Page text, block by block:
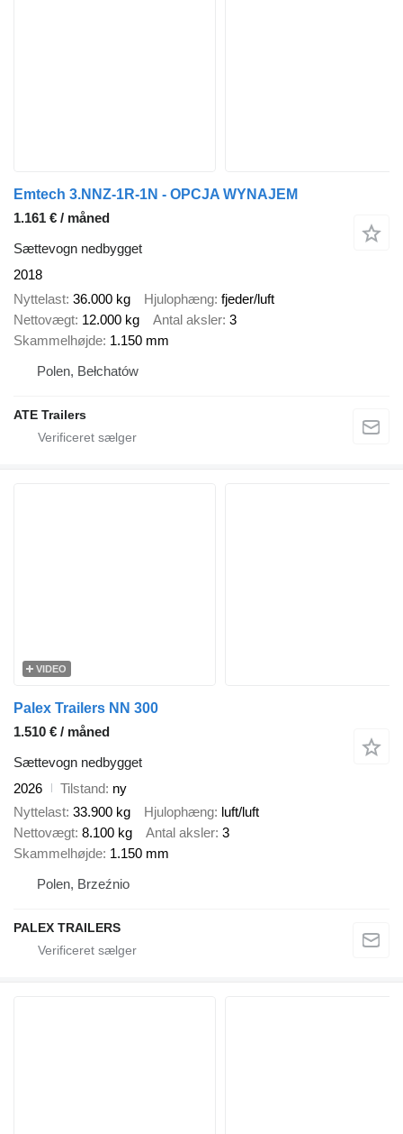
Emtech 3.NNZ-1R-1N - OPCJA WYNAJEM
1.161 € / måned
Sættevogn nedbygget
2018
Nyttelast 36.000 kg Hjulophæng fjeder/luft
Nettovægt 12.000 kg Antal aksler 3
Skammelhøjde 1.150 mm
Polen, Bełchatów
ATE Trailers
VIDEO
Palex Trailers NN 300
1.510 € / måned
Sættevogn nedbygget
2026
Tilstand ny
Nyttelast 33.900 kg Hjulophæng luft/luft
Nettovægt 8.100 kg Antal aksler 3
Skammelhøjde 1.150 mm
Polen, Brzeźnio
PALEX TRAILERS